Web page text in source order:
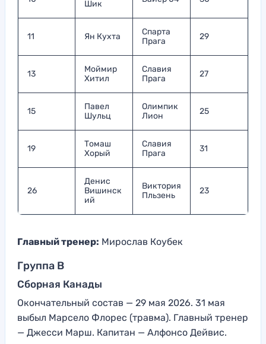
Шик
11 Ян Кухта
Спарта
Прага
29
13
Моймир
Хитил
Славия
Прага
27
15
Павел
Шульц
Олимпик
Лион
25
19
Томаш
Хорый
Славия
Прага
31
26
Денис
Вишинск
ий
Виктория
Пльзень
23
Главный тренер: Мирослав Коубек
Группа B
Сборная Канады
Окончательный состав — 29 мая 2026. 31 мая
выбыл Марсело Флорес (травма). Главный тренер
— Джесси Марш. Капитан — Алфонсо Дейвис.